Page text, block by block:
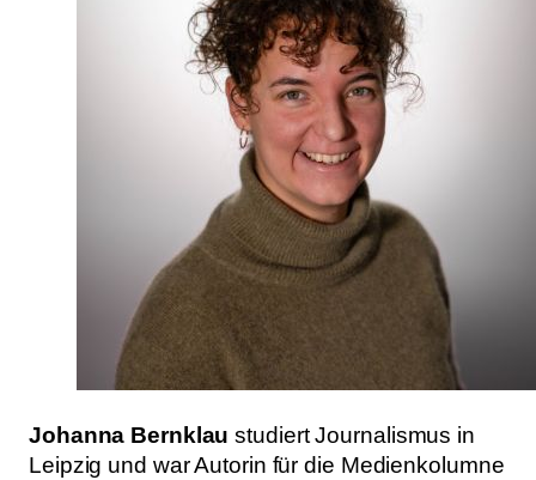
Johanna Bernklau studiert Journalismus in
Leipzig und war Autorin für die Medienkolumne